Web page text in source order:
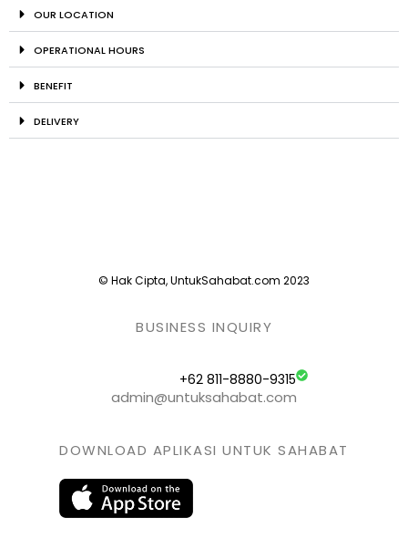
OUR LOCATION
OPERATIONAL HOURS
BENEFIT
DELIVERY
© Hak Cipta, UntukSahabat.com 2023
BUSINESS INQUIRY
+62 811-8880-9315
admin@untuksahabat.com
DOWNLOAD APLIKASI UNTUK SAHABAT